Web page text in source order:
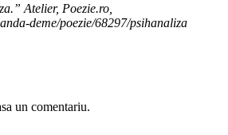
Atelier, Poezie.ro,
deme/poezie/68297/psihanaliza
un comentariu.